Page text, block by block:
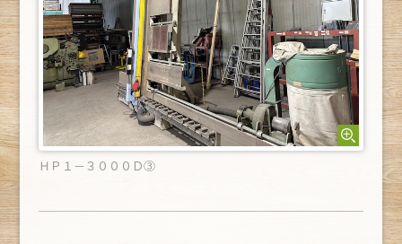
ＨＰ１－３０００Ｄ③